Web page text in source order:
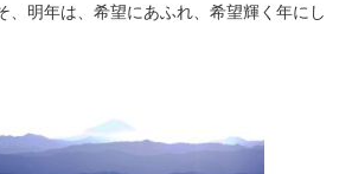
、明年は、希望にあふれ、希望輝く年にし